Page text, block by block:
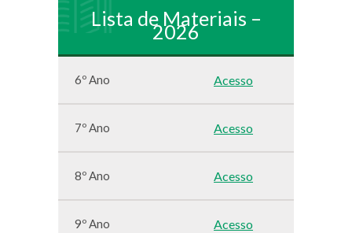
Lista de Materiais –
2026
6º Ano Acesso
7º Ano Acesso
8º Ano Acesso
9º Ano Acesso